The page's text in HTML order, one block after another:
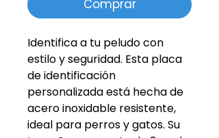
Comprar
Identifica a tu peludo con
estilo y seguridad. Esta placa
de identificación
personalizada está hecha de
acero inoxidable resistente,
ideal para perros y gatos. Su